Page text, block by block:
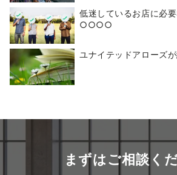
低迷しているお店に必
○○○○
ユナイテッドアローズ
まずはご相談く